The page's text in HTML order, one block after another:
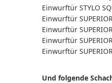
Einwurftür STYLO
Einwurftür
Einwurftür
Einwurftür
Einwurftür
Und folgende